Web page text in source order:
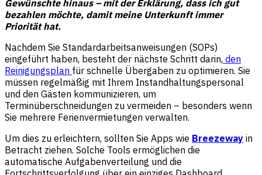
Gewünschte hinaus – mit der Erklärung, dass ich gut
bezahlen möchte, damit meine Unterkunft immer
Priorität hat.
Nachdem Sie Standardarbeitsanweisungen (SOPs)
eingeführt haben, besteht der nächste Schritt darin, den
Reinigungsplan für schnelle Übergaben zu optimieren. Sie
müssen regelmäßig mit Ihrem Instandhaltungspersonal
und den Gästen kommunizieren, um
Terminüberschneidungen zu vermeiden – besonders wenn
Sie mehrere Ferienvermietungen verwalten.
Um dies zu erleichtern, sollten Sie Apps wie Breezeway in
Betracht ziehen. Solche Tools ermöglichen die
automatische Aufgabenverteilung und die